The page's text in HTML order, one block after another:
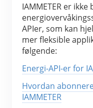
IAMMETER er ikke
APIer, som kan
mer fleksible
følgende:
Energi-API-er for
Hvordan
IAMMETER